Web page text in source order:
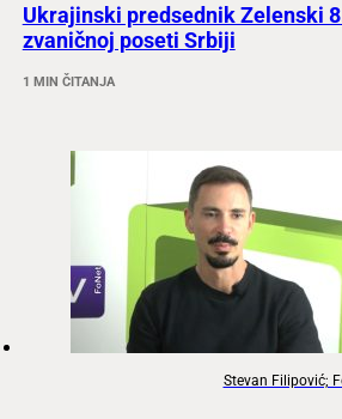
Ukrajinski predsednik Zelenski
zvaničnoj poseti Srbiji
1 MIN ČITANJA
Stevan Filipović;